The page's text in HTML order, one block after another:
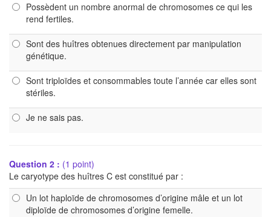
Possèdent un nombre anormal de chromosomes ce qui les
rend fertiles.
Sont des huîtres obtenues directement par manipulation
génétique.
Sont triploïdes et consommables toute l’année car elles sont
stériles.
Je ne sais pas.
Question 2 : (1 point)
Le caryotype des huîtres C est constitué par :
Un lot haploïde de chromosomes d’origine mâle et un lot
diploïde de chromosomes d’origine femelle.